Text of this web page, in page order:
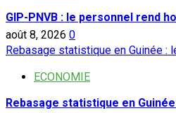
GIP-PNVB : le personnel rend
août 8, 2026 0
Rebasage statistique en Guinée
ECONOMIE
Rebasage statistique en